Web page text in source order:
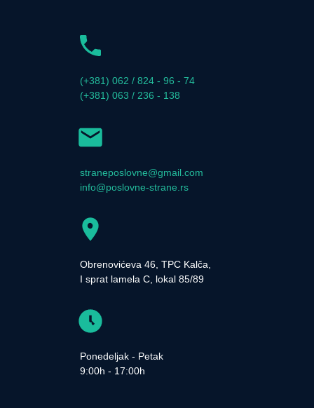
(+381) 062 / 824 - 96 - 74
(+381) 063 / 236 - 138
straneposlovne@gmail.com
info@poslovne-strane.rs
Obrenovićeva 46, TPC Kalča,
I sprat lamela C, lokal 85/89
Ponedeljak - Petak
9:00h - 17:00h